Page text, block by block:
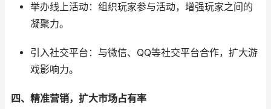
举办线上活动：组织玩家参与活动，增强玩家之间的
凝聚力。
引入社交平台：与微信、QQ等社交平台合作，扩大游
戏影响力。
四、精准营销，扩大市场占有率